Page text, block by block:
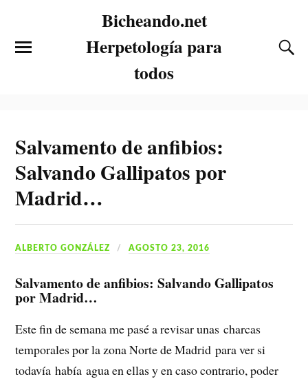
Bicheando.net
Herpetología para
todos
Salvamento de anfibios:
Salvando Gallipatos por
Madrid…
ALBERTO GONZÁLEZ AGOSTO 23, 2016
Salvamento de anfibios: Salvando Gallipatos
por Madrid…
Este fin de semana me pasé a revisar unas charcas
temporales por la zona Norte de Madrid para ver si
todavía había agua en ellas y en caso contrario, poder